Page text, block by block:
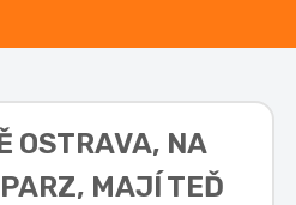
OSTRAVA, NA
MAJÍ TEĎ